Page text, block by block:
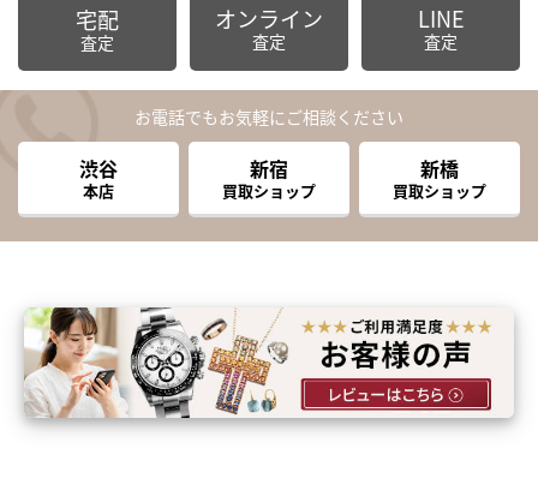
宅配
査定
オンライン
査定
LINE
査定
お電話でもお気軽にご相談ください
渋谷
本店
新宿
買取ショップ
新橋
買取ショップ